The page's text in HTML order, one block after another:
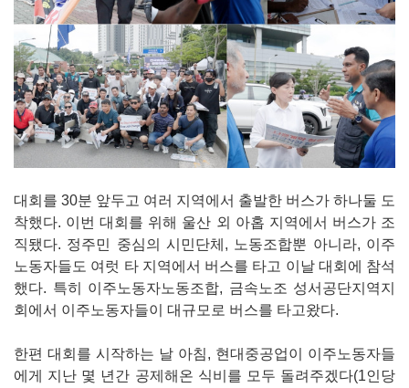
대회를 30분 앞두고 여러 지역에서 출발한 버스가 하나둘 도
착했다. 이번 대회를 위해 울산 외 아홉 지역에서 버스가 조
직됐다. 정주민 중심의 시민단체, 노동조합뿐 아니라, 이주
노동자들도 여럿 타 지역에서 버스를 타고 이날 대회에 참석
했다. 특히 이주노동자노동조합, 금속노조 성서공단지역지
회에서 이주노동자들이 대규모로 버스를 타고왔다.
한편 대회를 시작하는 날 아침, 현대중공업이 이주노동자들
에게 지난 몇 년간 공제해온 식비를 모두 돌려주겠다(1인당